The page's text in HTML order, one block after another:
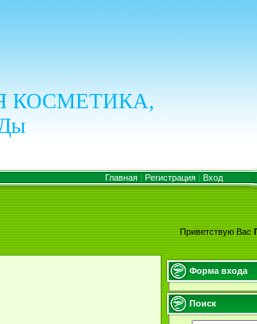
КОСМЕТИКА,
Главная| Регистрация| Вход
Приветствую Вас
Форма входа
Поиск